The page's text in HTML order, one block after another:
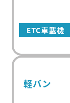
ETC車載機
軽バン